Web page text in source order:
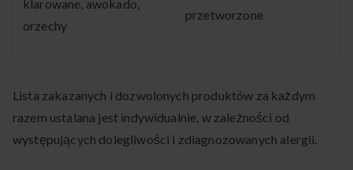
klarowane, awokado,
orzechy
przetworzone
Lista zakazanych i dozwolonych produktów za każdym
razem ustalana jest indywidualnie, w zależności od
występujących dolegliwości i zdiagnozowanych alergii.